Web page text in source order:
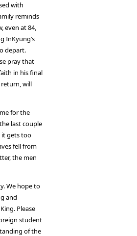
with
reminds
even at 84,
InKyung’s
depart.
pray that
in his final
will
for the
last couple
it gets too
fell from
the men
We hope to
and
Please
student
of the